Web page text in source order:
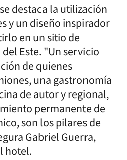
destaca la utilización
y un diseño inspirador
en un sitio de
Este. "Un servicio
de quienes
una gastronomía
de autor y regional,
permanente de
son los pilares de
Gabriel Guerra,
hotel.